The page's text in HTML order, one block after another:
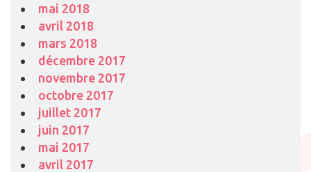
mai 2018
avril 2018
mars 2018
décembre 2017
novembre 2017
octobre 2017
juillet 2017
juin 2017
mai 2017
avril 2017